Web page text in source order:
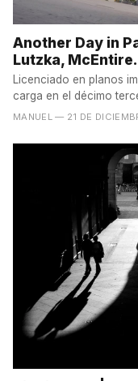
Another Day in
Lutzka,
Licenciado en planos
carga en el décimo
MANUEL — 21 DE